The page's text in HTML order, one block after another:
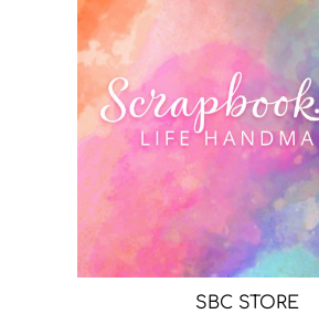
SBC STORE